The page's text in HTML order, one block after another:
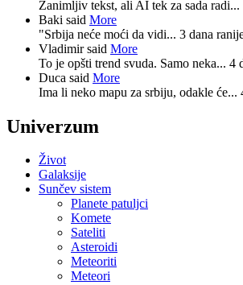
Zanimljiv tekst, ali AI tek za sada radi...
Baki said More
"Srbija neće moći da vidi... 3 dana
Vladimir said More
To je opšti trend svuda. Samo neka... 4
Duca said More
Ima li neko mapu za srbiju, odakle će...
Univerzum
Život
Galaksije
Sunčev sistem
Planete patuljci
Komete
Sateliti
Asteroidi
Meteoriti
Meteori